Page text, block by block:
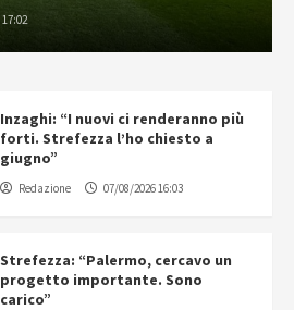
Inzaghi: “I nuovi ci renderanno più
forti. Strefezza l’ho chiesto a
giugno”
Redazione 07/08/2026 16:03
Strefezza: “Palermo, cercavo un
progetto importante. Sono
carico”